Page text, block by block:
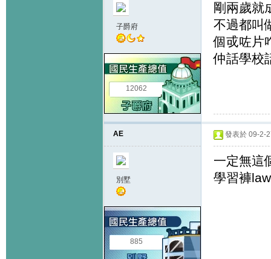
子爵府
12062
剛兩歲就
不過都叫
個戓咗片
仲話學校
AE
別墅
885
發表於 09-2-
一定無這
學習褲